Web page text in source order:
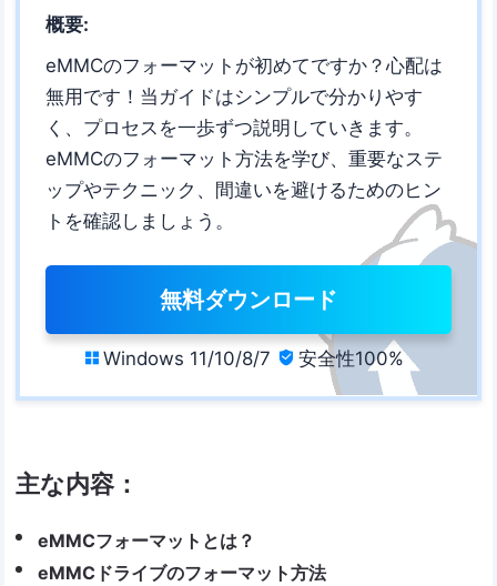
概要:
eMMCのフォーマットが初めてですか？心配は
無用です！当ガイドはシンプルで分かりやす
く、プロセスを一歩ずつ説明していきます。
eMMCのフォーマット方法を学び、重要なステ
ップやテクニック、間違いを避けるためのヒン
トを確認しましょう。
無料ダウンロード
 Windows 11/10/8/7  安全性100%
主な内容：
eMMCフォーマットとは？
eMMCドライブのフォーマット方法